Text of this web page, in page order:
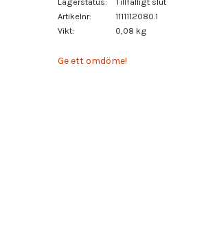
Artikelnr
1111112080.1
Vikt
0,08 kg
Ge ett omdöme!